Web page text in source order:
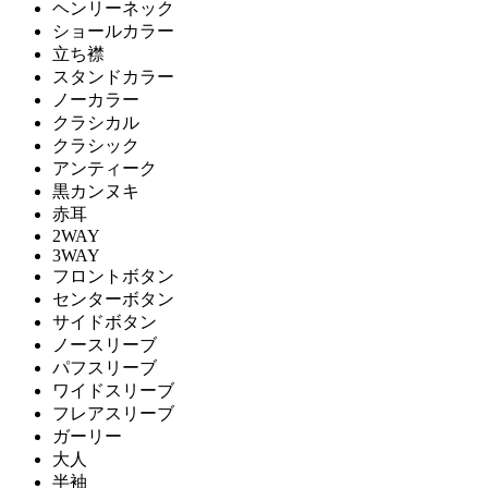
ヘンリーネック
ショールカラー
立ち襟
スタンドカラー
ノーカラー
クラシカル
クラシック
アンティーク
黒カンヌキ
赤耳
2WAY
3WAY
フロントボタン
センターボタン
サイドボタン
ノースリーブ
パフスリーブ
ワイドスリーブ
フレアスリーブ
ガーリー
大人
半袖